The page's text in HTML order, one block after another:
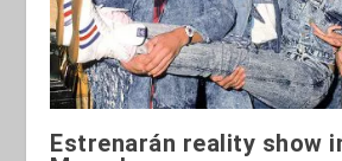
Estrenarán reality show